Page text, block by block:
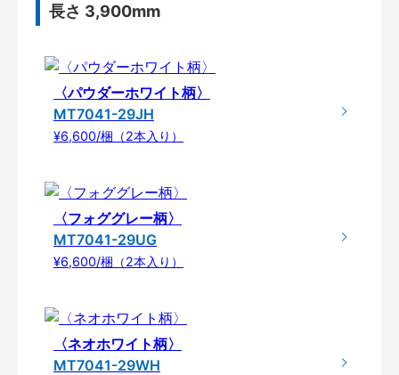
長さ 3,900mm
〈パウダーホワイト柄〉
MT7041-29JH
¥6,600/梱（2本入り）
〈フォググレー柄〉
MT7041-29UG
¥6,600/梱（2本入り）
〈ネオホワイト柄〉
MT7041-29WH